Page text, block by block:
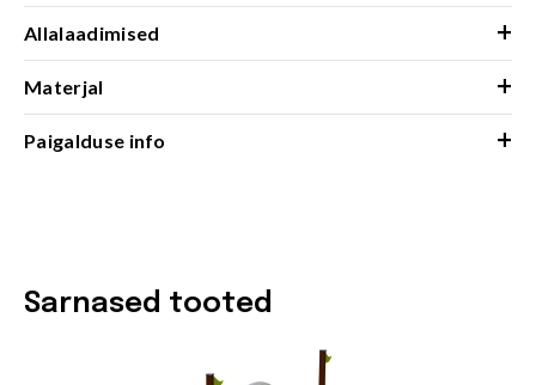
Allalaadimised +
Materjal +
Paigalduse info +
Sarnased tooted